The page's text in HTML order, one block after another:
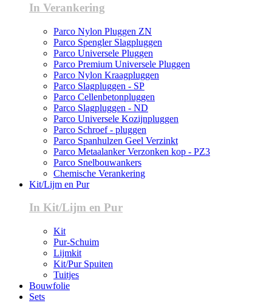
In Verankering
Parco Nylon Pluggen ZN
Parco Spengler Slagpluggen
Parco Universele Pluggen
Parco Premium Universele Pluggen
Parco Nylon Kraagpluggen
Parco Slagpluggen - SP
Parco Cellenbetonpluggen
Parco Slagpluggen - ND
Parco Universele Kozijnpluggen
Parco Schroef - pluggen
Parco Spanhulzen Geel Verzinkt
Parco Metaalanker Verzonken kop - PZ3
Parco Snelbouwankers
Chemische Verankering
Kit/Lijm en Pur
In Kit/Lijm en Pur
Kit
Pur-Schuim
Lijmkit
Kit/Pur Spuiten
Tuitjes
Bouwfolie
Sets